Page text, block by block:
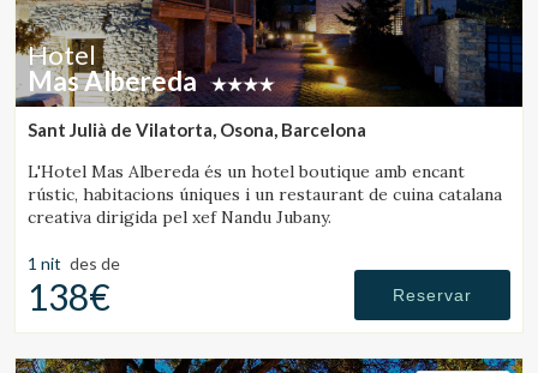
Hotel
Mas Albereda
Sant Julià de Vilatorta, Osona, Barcelona
L'Hotel Mas Albereda és un hotel boutique amb encant
rústic, habitacions úniques i un restaurant de cuina catalana
creativa dirigida pel xef Nandu Jubany.
1 nit des de
138€ Reservar